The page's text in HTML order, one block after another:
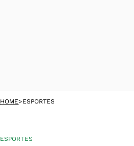
HOME>ESPORTES
ESPORTES